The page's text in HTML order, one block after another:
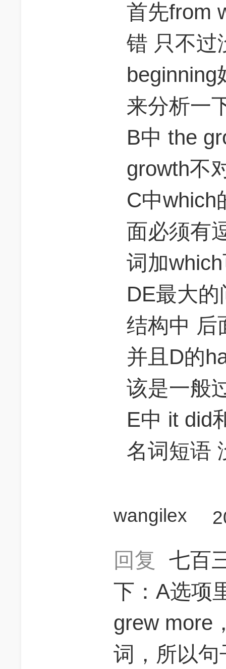
首先from
错 只不过
beginning
来分析一
B中 the
growth不
C中which
面必须有
词加
DE最大
结构中 后
并且D的
该是一般
E中 it did
名词短语
wangilex
回复
七百
下：A选项
grew more
词，所以